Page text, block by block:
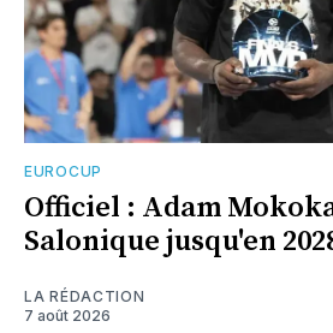
EUROCUP
Officiel : Adam
Salonique jusqu'en
LA RÉDACTION
7 août 2026